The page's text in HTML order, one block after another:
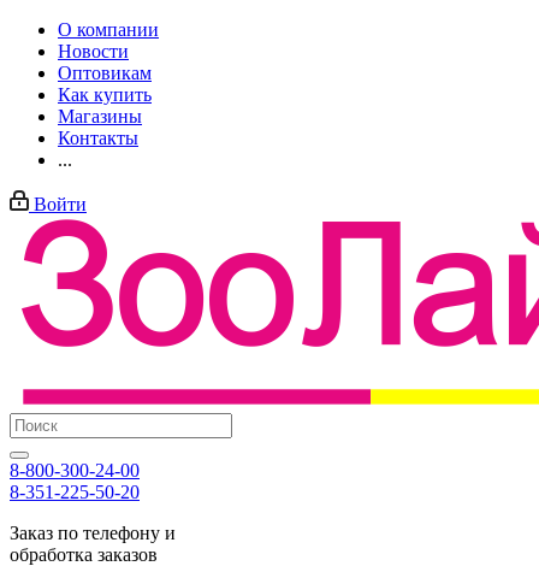
О компании
Новости
Оптовикам
Как купить
Магазины
Контакты
...
Войти
8-800-300-24-00
8-351-225-50-20
Заказ по телефону и
обработка заказов